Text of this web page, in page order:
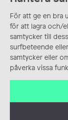
För att ge en bra
för att lagra och/
samtycker till
surfbeteende
samtycker eller
påverka vissa